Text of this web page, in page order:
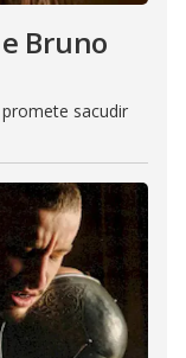
Bruno
sacudir